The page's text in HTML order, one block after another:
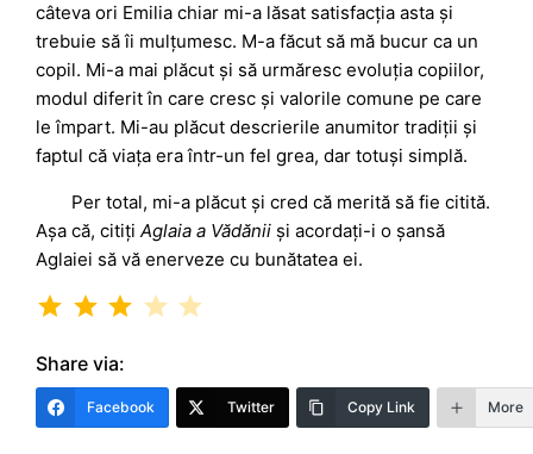
câteva ori Emilia chiar mi-a lăsat satisfacția asta și
trebuie să îi mulțumesc. M-a făcut să mă bucur ca un
copil. Mi-a mai plăcut și să urmăresc evoluția copiilor,
modul diferit în care cresc și valorile comune pe care
le împart. Mi-au plăcut descrierile anumitor tradiții și
faptul că viața era într-un fel grea, dar totuși simplă.
Per total, mi-a plăcut și cred că merită să fie citită.
Așa că, citițiAglaia a Vădănii și acordați-i o șansă
Aglaiei să vă enerveze cu bunătatea ei.
Share via:
Facebook Twitter Copy Link More